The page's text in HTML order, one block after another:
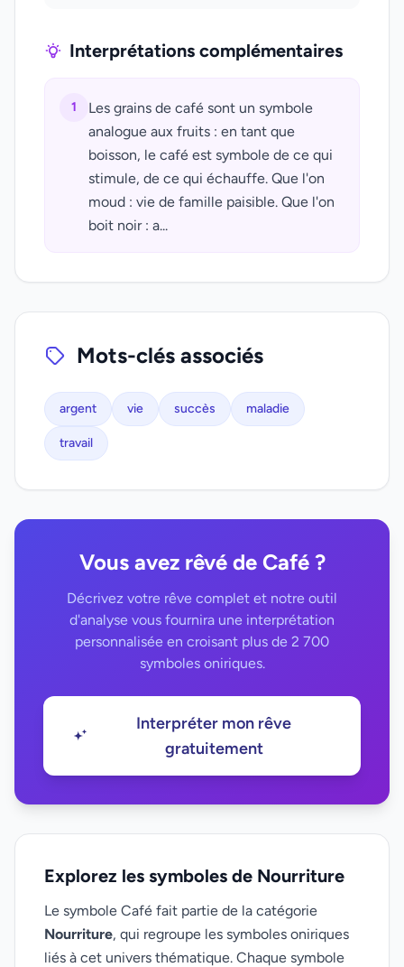
Interprétations complémentaires
1
Les grains de café sont un symbole
analogue aux fruits : en tant que
boisson, le café est symbole de ce qui
stimule, de ce qui échauffe. Que l'on
moud : vie de famille paisible. Que l'on
boit noir : a...
Mots-clés associés
argent vie succès maladie
travail
Vous avez rêvé de Café ?
Décrivez votre rêve complet et notre outil
d'analyse vous fournira une interprétation
personnalisée en croisant plus de 2 700
symboles oniriques.
Interpréter mon rêve
gratuitement
Explorez les symboles de Nourriture
Le symbole Café fait partie de la catégorie
Nourriture, qui regroupe les symboles oniriques
liés à cet univers thématique. Chaque symbole